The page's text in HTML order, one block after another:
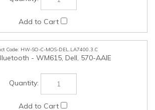
HW-SO-C-MOS-DEL.LA7400.3.C
- WM615, Dell, 570-AAIE
HW-SO-C-POW-DEL.LA7400.1.C
65 W, USB-C, Amérique du Nord, Cordon
de 1 m, Dell, 450-BFMC